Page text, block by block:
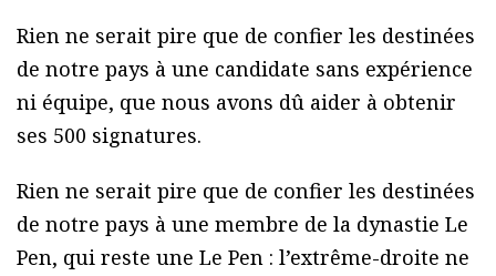
Rien ne serait pire que de confier les destinées
de notre pays à une candidate sans expérience
ni équipe, que nous avons dû aider à obtenir
ses 500 signatures.
Rien ne serait pire que de confier les destinées
de notre pays à une membre de la dynastie Le
Pen, qui reste une Le Pen : l’extrême-droite ne